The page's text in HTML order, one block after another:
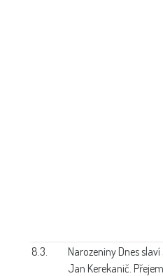
8.3. Narozeniny Dnes
Jan Kerekanič.